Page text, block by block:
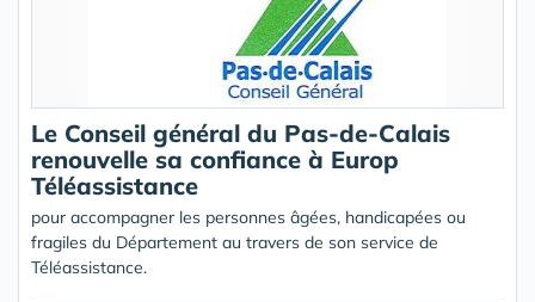
Le Conseil général du Pas-de-Calais
renouvelle sa confiance à Europ
Téléassistance
pour accompagner les personnes âgées, handicapées ou
fragiles du Département au travers de son service de
Téléassistance.